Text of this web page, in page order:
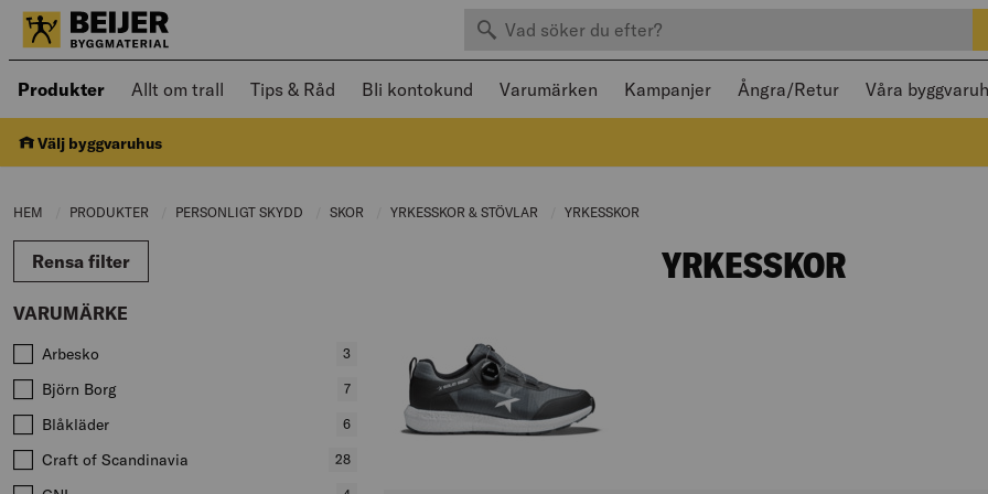
Sök efter produkter
Produkter Öppnad meny kan navigeras med piltangenter och stängas med Escape
Allt om trall Tips & Råd Bli kontokund Varumärken Kampanjer Ångra/Retur Våra
Välj byggvaruhus
HEM PRODUKTER CURRENT PAGE:
PERSONLIGT SKYDD CURRENT PAGE:
SKOR CURRENT PAGE:
YRKESSKOR & STÖVLAR CURRENT PAGE:
YRKESSKOR
Rensa filter
VARUMÄRKE
Värden att filtrera på
Arbesko ,3
Björn Borg ,7
produkter
Blåkläder ,6
Craft of Scandinavia ,28
YRKESSKOR